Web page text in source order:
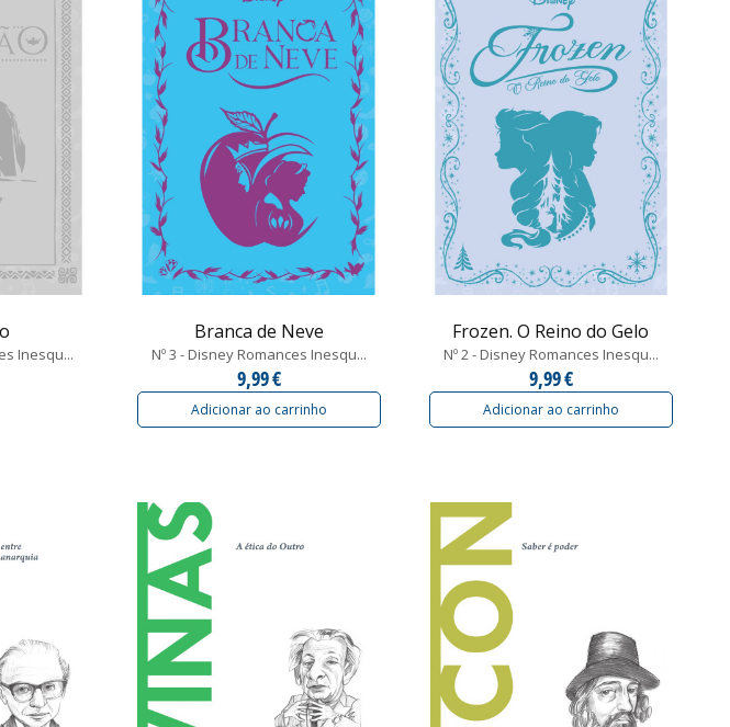
Inesqu...
Branca de Neve
Nº 3 - Disney Romances Inesqu...
9,99 €
Adicionar ao carrinho
Frozen. O Reino do Gelo
Nº 2 - Disney Romances Inesqu...
9,99 €
Adicionar ao carrinho